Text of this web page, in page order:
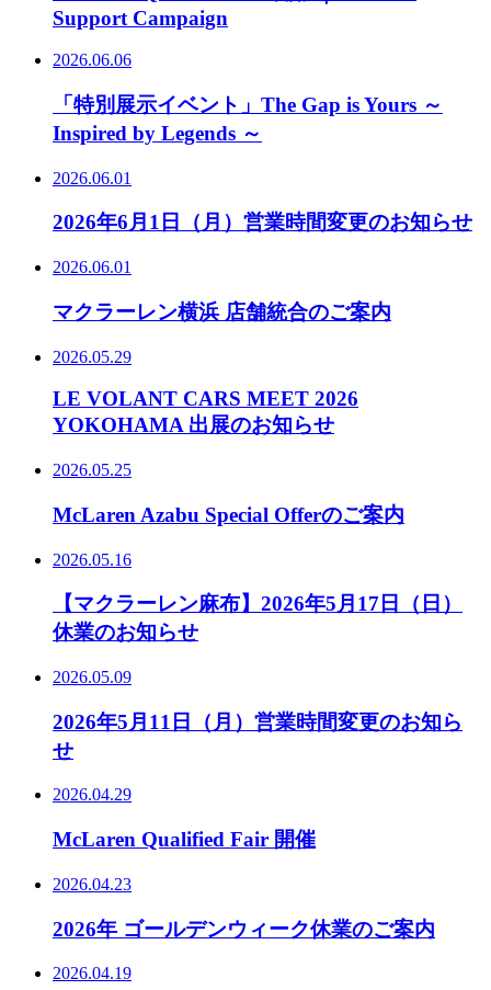
Support Campaign
2026.06.06
「特別展示イベント」The Gap is Yours ～
Inspired by Legends ～
2026.06.01
2026年6月1日（月）営業時間変更のお知らせ
2026.06.01
マクラーレン横浜 店舗統合のご案内
2026.05.29
LE VOLANT CARS MEET 2026
YOKOHAMA 出展のお知らせ
2026.05.25
McLaren Azabu Special Offerのご案内
2026.05.16
【マクラーレン麻布】2026年5月17日（日）
休業のお知らせ
2026.05.09
2026年5月11日（月）営業時間変更のお知ら
せ
2026.04.29
McLaren Qualified Fair 開催
2026.04.23
2026年 ゴールデンウィーク休業のご案内
2026.04.19